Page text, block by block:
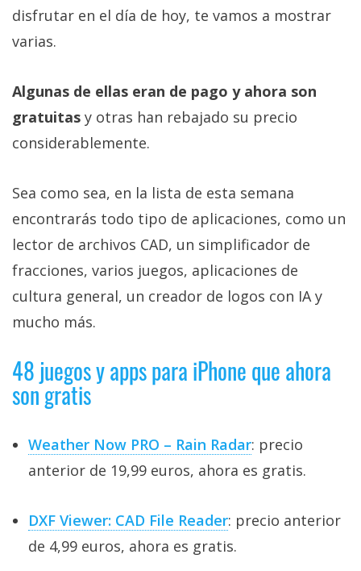
disfrutar en el día de hoy, te vamos a mostrar
varias.
Algunas de ellas eran de pago y ahora son
gratuitas y otras han rebajado su precio
considerablemente.
Sea como sea, en la lista de esta semana
encontrarás todo tipo de aplicaciones, como un
lector de archivos CAD, un simplificador de
fracciones, varios juegos, aplicaciones de
cultura general, un creador de logos con IA y
mucho más.
48 juegos y apps para iPhone que ahora
son gratis
Weather Now PRO – Rain Radar: precio
anterior de 19,99 euros, ahora es gratis.
DXF Viewer: CAD File Reader: precio anterior
de 4,99 euros, ahora es gratis.